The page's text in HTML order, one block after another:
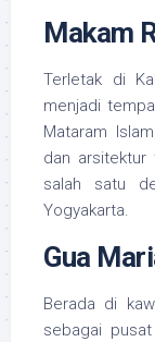
Makam
Terletak di
menjadi
Mataram
dan arsitektur
salah satu
Yogyakarta.
Gua
Berada di
sebagai